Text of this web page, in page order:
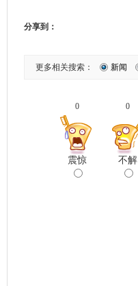
分享到：
更多相关搜索： 新闻
0
震惊
0
不解